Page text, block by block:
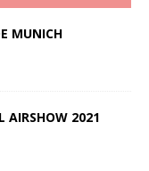
MUNICH
AIRSHOW 2021